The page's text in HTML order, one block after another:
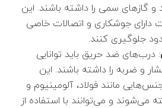
گازهای سمی را داشته باشند. این
جوشکاری و اتصالات خاصی
جلوگیری کنند.
: درب‌های ضد حریق باید توانایی
و ضربه را داشته باشند. این
مانند فولاد، آلومینیوم و
و می‌توانند با استفاده از